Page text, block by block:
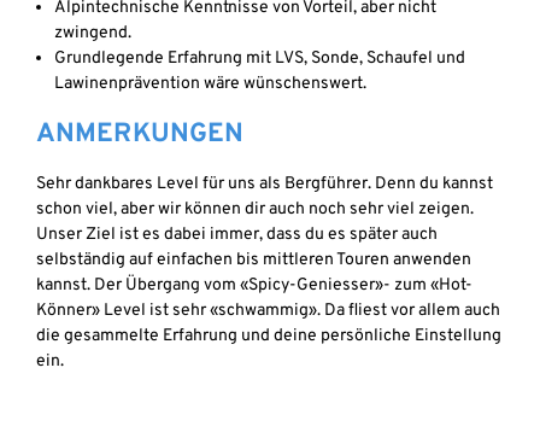
Alpintechnische Kenntnisse von Vorteil, aber nicht
zwingend.
Grundlegende Erfahrung mit LVS, Sonde, Schaufel und
Lawinenprävention wäre wünschenswert.
ANMERKUNGEN
Sehr dankbares Level für uns als Bergführer. Denn du kannst
schon viel, aber wir können dir auch noch sehr viel zeigen.
Unser Ziel ist es dabei immer, dass du es später auch
selbständig auf einfachen bis mittleren Touren anwenden
kannst. Der Übergang vom «Spicy-Geniesser»- zum «Hot-
Könner» Level ist sehr «schwammig». Da fliest vor allem auch
die gesammelte Erfahrung und deine persönliche Einstellung
ein.